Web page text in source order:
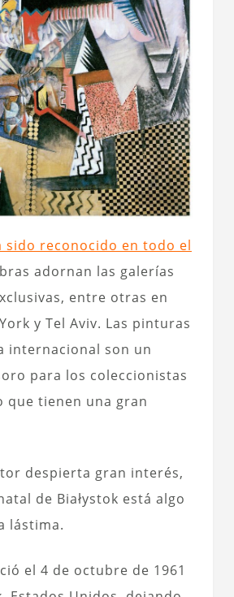
sido reconocido en todo el
adornan las galerías
entre otras en
y Tel Aviv. Las pinturas
internacional son un
para los coleccionistas
que tienen una gran
despierta gran interés,
de Białystok está algo
lástima.
el 4 de octubre de 1961